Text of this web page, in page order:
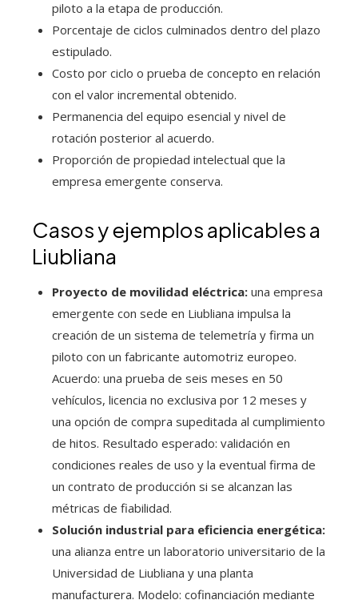
piloto a la etapa de producción.
Porcentaje de ciclos culminados dentro del plazo
estipulado.
Costo por ciclo o prueba de concepto en relación
con el valor incremental obtenido.
Permanencia del equipo esencial y nivel de
rotación posterior al acuerdo.
Proporción de propiedad intelectual que la
empresa emergente conserva.
Casos y ejemplos aplicables a
Liubliana
Proyecto de movilidad eléctrica: una empresa
emergente con sede en Liubliana impulsa la
creación de un sistema de telemetría y firma un
piloto con un fabricante automotriz europeo.
Acuerdo: una prueba de seis meses en 50
vehículos, licencia no exclusiva por 12 meses y
una opción de compra supeditada al cumplimiento
de hitos. Resultado esperado: validación en
condiciones reales de uso y la eventual firma de
un contrato de producción si se alcanzan las
métricas de fiabilidad.
Solución industrial para eficiencia energética:
una alianza entre un laboratorio universitario de la
Universidad de Liubliana y una planta
manufacturera. Modelo: cofinanciación mediante